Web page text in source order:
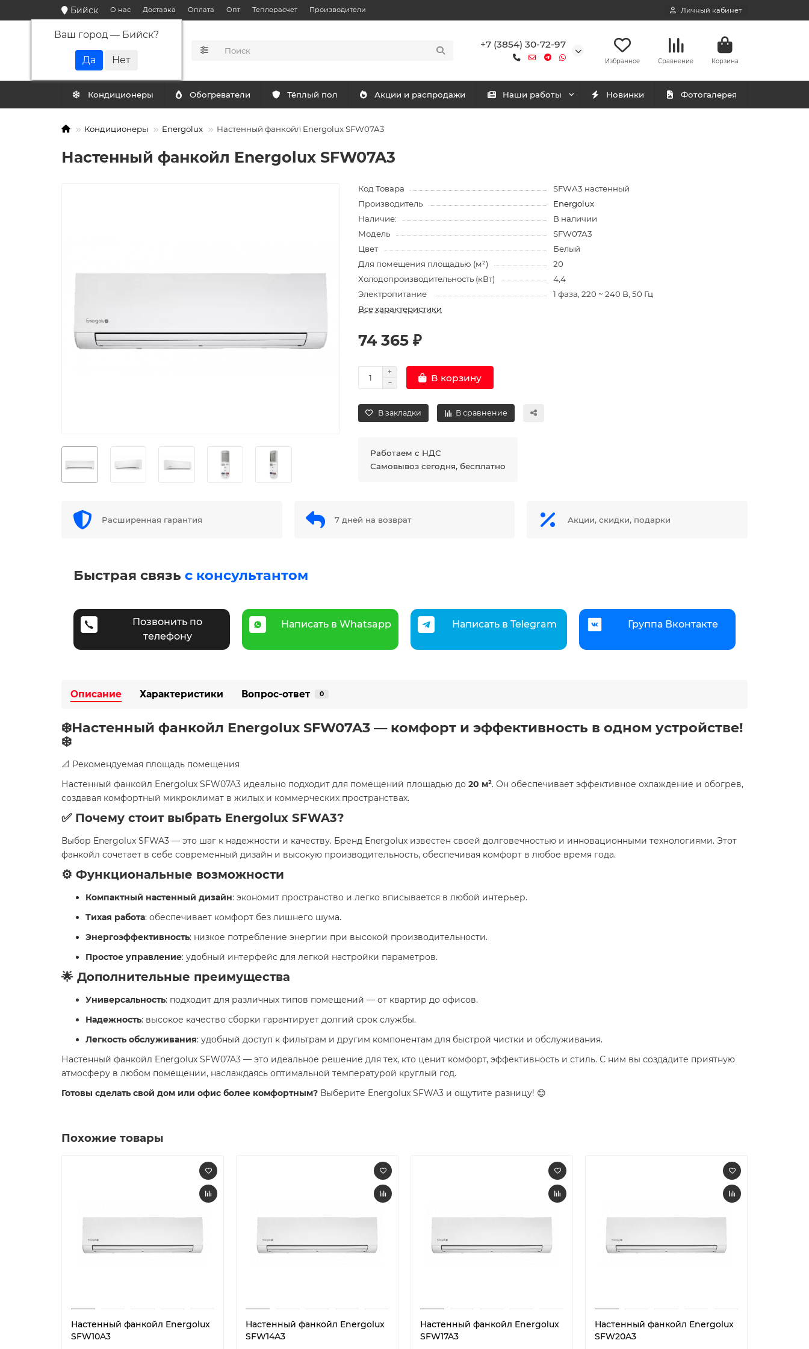
Бийск
Ваш город — Бийск?
О нас Доставка Оплата Опт Теплорасчет Производители Личный кабинет
+7 (3854) 30-72-97
Избранное Сравнение Корзина
Кондиционеры Обогреватели Тёплый пол Акции и распродажи Наши работы Новинки Фотогалерея
Кондиционеры Energolux Настенный фанкойл Energolux SFW07A3
Настенный фанкойл Energolux SFW07A3
Код Товара
SFWA3 настенный
Производитель
Energolux
Наличие:
В наличии
Модель
SFW07A3
Цвет
Белый
Для помещения площадью (м²)
20
Холодопроизводительность (кВт)
4,4
Электропитание
1 фаза, 220 ~ 240 В, 50 Гц
Все характеристики
74 365 ₽
В корзину
В закладки В сравнение
Работаем с НДС
Самовывоз сегодня, бесплатно
Расширенная гарантия 7 дней на возврат Акции, скидки, подарки
Быстрая связь с консультантом
Позвонить по
телефону
Написать в Whatsapp Написать в Telegram Группа Вконтакте
Описание Характеристики Вопрос-ответ 0
❄️Настенный фанкойл Energolux SFW07A3 — комфорт и эффективность в одном устройстве!
❄️
📐 Рекомендуемая площадь помещения
Настенный фанкойл Energolux SFW07A3 идеально подходит для помещений площадью до 20 м². Он обеспечивает эффективное охлаждение и обогрев,
создавая комфортный микроклимат в жилых и коммерческих пространствах.
✅ Почему стоит выбрать Energolux SFWA3?
Выбор Energolux SFWA3 — это шаг к надежности и качеству. Бренд Energolux известен своей долговечностью и инновационными технологиями. Этот
фанкойл сочетает в себе современный дизайн и высокую производительность, обеспечивая комфорт в любое время года.
⚙️ Функциональные возможности
Компактный настенный дизайн: экономит пространство и легко вписывается в любой интерьер.
Тихая работа: обеспечивает комфорт без лишнего шума.
Энергоэффективность: низкое потребление энергии при высокой производительности.
Простое управление: удобный интерфейс для легкой настройки параметров.
🌟 Дополнительные преимущества
Универсальность: подходит для различных типов помещений — от квартир до офисов.
Надежность: высокое качество сборки гарантирует долгий срок службы.
Легкость обслуживания: удобный доступ к фильтрам и другим компонентам для быстрой чистки и обслуживания.
Настенный фанкойл Energolux SFW07A3 — это идеальное решение для тех, кто ценит комфорт, эффективность и стиль. С ним вы создадите приятную
атмосферу в любом помещении, наслаждаясь оптимальной температурой круглый год.
Готовы сделать свой дом или офис более комфортным? Выберите Energolux SFWA3 и ощутите разницу! 😊
Похожие товары
Настенный фанкойл Energolux
SFW10A3
Настенный фанкойл Energolux
SFW14A3
Настенный фанкойл Energolux
SFW17A3
Настенный фанкойл Energolux
SFW20A3